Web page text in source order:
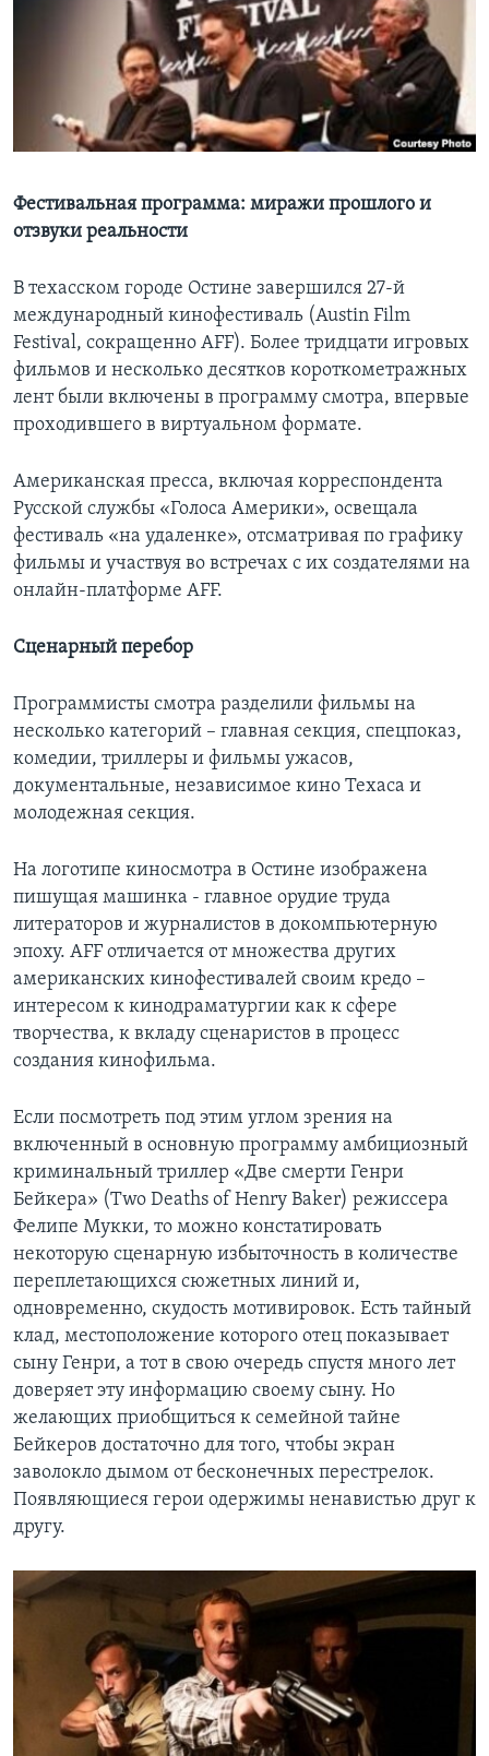
Learning English
СОЦИАЛЬНЫЕ СЕТИ
Языки
Фестивальная программа: миражи прошлого и
отзвуки реальности
В техасском городе Остине завершился 27-й
международный кинофестиваль (Austin Film
Festival, сокращенно AFF). Более тридцати игровых
фильмов и несколько десятков короткометражных
лент были включены в программу смотра, впервые
проходившего в виртуальном формате.
Американская пресса, включая корреспондента
Русской службы «Голоса Америки», освещала
фестиваль «на удаленке», отсматривая по графику
фильмы и участвуя во встречах с их создателями на
онлайн-платформе AFF.
Сценарный перебор
Программисты смотра разделили фильмы на
несколько категорий – главная секция, спецпоказ,
комедии, триллеры и фильмы ужасов,
документальные, независимое кино Техаса и
молодежная секция.
На логотипе киносмотра в Остине изображена
пишущая машинка - главное орудие труда
литераторов и журналистов в докомпьютерную
эпоху. AFF отличается от множества других
американских кинофестивалей своим кредо –
интересом к кинодраматургии как к сфере
творчества, к вкладу сценаристов в процесс
создания кинофильма.
Если посмотреть под этим углом зрения на
включенный в основную программу амбициозный
криминальный триллер «Две смерти Генри
Бейкера» (Two Deaths of Henry Baker) режиссера
Фелипе Мукки, то можно констатировать
некоторую сценарную избыточность в количестве
переплетающихся сюжетных линий и,
одновременно, скудость мотивировок. Есть тайный
клад, местоположение которого отец показывает
сыну Генри, а тот в свою очередь спустя много лет
доверяет эту информацию своему сыну. Но
желающих приобщиться к семейной тайне
Бейкеров достаточно для того, чтобы экран
заволокло дымом от бесконечных перестрелок.
Появляющиеся герои одержимы ненавистью друг к
другу.